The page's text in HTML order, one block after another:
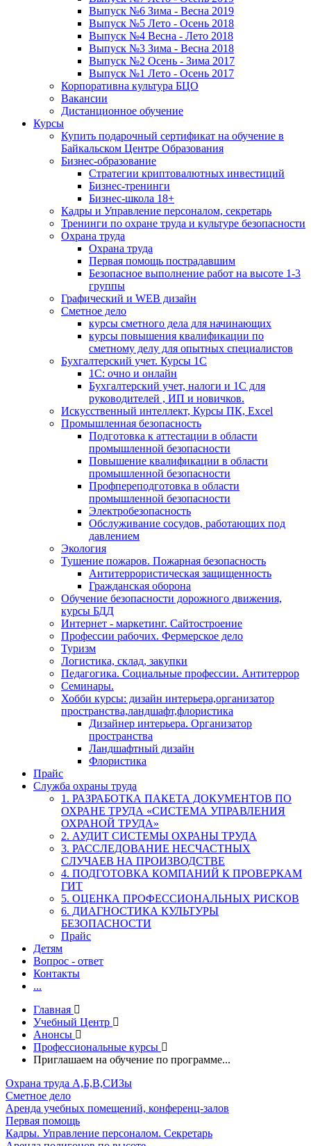
Выпуск №6 Зима - Весна 2019
Выпуск №5 Лето - Осень 2018
Выпуск №4 Весна - Лето 2018
Выпуск №3 Зима - Весна 2018
Выпуск №2 Осень - Зима 2017
Выпуск №1 Лето - Осень 2017
Корпоративна культура БЦО
Вакансии
Дистанционное обучение
Курсы
Купить подарочный сертификат на обучение в
Байкальском Центре Образования
Бизнес-образование
Стратегии криптовалютных инвестиций
Бизнес-тренинги
Бизнес-школа 18+
Кадры и Управление персоналом, секретарь
Тренинги по охране труда и культуре безопасности
Охрана труда
Охрана труда
Первая помощь пострадавшим
Безопасное выполнение работ на высоте 1-3
группы
Графический и WEB дизайн
Сметное дело
курсы сметного дела для начинающих
курсы повышения квалификации по
сметному делу для опытных специалистов
Бухгалтерский учет. Курсы 1С
1С: очно и онлайн
Бухгалтерский учет, налоги и 1С для
руководителей , ИП и новичков.
Искусственный интеллект, Курсы ПК, Excel
Промышленная безопасность
Подготовка к аттестации в области
промышленной безопасности
Повышение квалификации в области
промышленной безопасности
Профпереподготовка в области
промышленной безопасности
Электробезопасность
Обслуживание сосудов, работающих под
давлением
Экология
Тушение пожаров. Пожарная безопасность
Антитеррористическая защищенность
Гражданская оборона
Обучение безопасности дорожного движения,
курсы БДД
Интернет - маркетинг. Сайтостроение
Профессии рабочих. Фермерское дело
Туризм
Логистика, склад, закупки
Педагогика. Социальные профессии. Антитеррор
Семинары.
Хобби курсы: дизайн интерьера,организатор
пространства,ландшафт,флористика
Дизайнер интерьера. Организатор
пространства
Ландшафтный дизайн
Флористика
Прайс
Служба охраны труда
1. РАЗРАБОТКА ПАКЕТА ДОКУМЕНТОВ ПО
ОХРАНЕ ТРУДА «СИСТЕМА УПРАВЛЕНИЯ
ОХРАНОЙ ТРУДА»
2. АУДИТ СИСТЕМЫ ОХРАНЫ ТРУДА
3. РАССЛЕДОВАНИЕ НЕСЧАСТНЫХ
СЛУЧАЕВ НА ПРОИЗВОДСТВЕ
4. ПОДГОТОВКА КОМПАНИЙ К ПРОВЕРКАМ
ГИТ
5. ОЦЕНКА ПРОФЕССИОНАЛЬНЫХ РИСКОВ
6. ДИАГНОСТИКА КУЛЬТУРЫ
БЕЗОПАСНОСТИ
Прайс
Детям
Вопрос - ответ
Контакты
...
Главная
Учебный Центр
Анонсы
Профессиональные курсы
Приглашаем на обучение по программе...
Охрана труда А,Б,В,СИЗы
Сметное дело
Аренда учебных помещений, конференц-залов
Первая помощь
Кадры. Управление персоналом. Секретарь